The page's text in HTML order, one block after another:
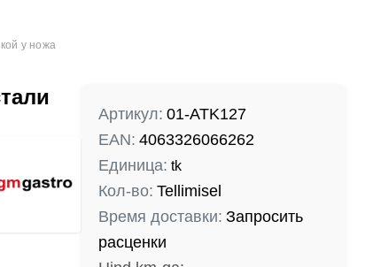
у ножа
Артикул: 01-ATK127
EAN: 4063326066262
Единица: tk
Кол-во: Tellimisel
Время доставки: Запросить
расценки
Газовая плита 2x 5,5 квт
868,00 €
781,20 €
3100,00 €